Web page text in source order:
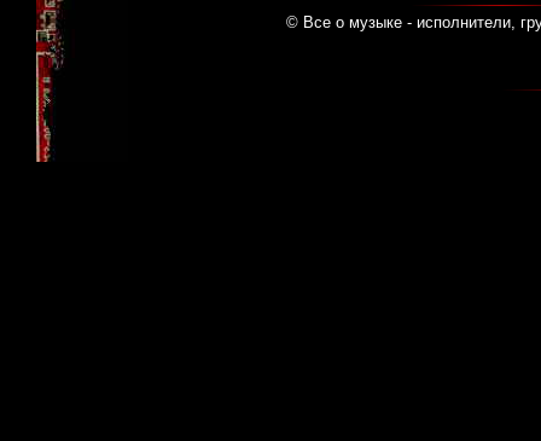
© Все о музыке - исполнители,